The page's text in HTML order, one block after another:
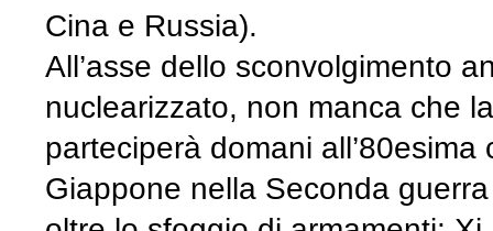
Cina e Russia).
All’asse dello sconvolgimento
nuclearizzato, non manca che
parteciperà domani
Giappone nella Seconda